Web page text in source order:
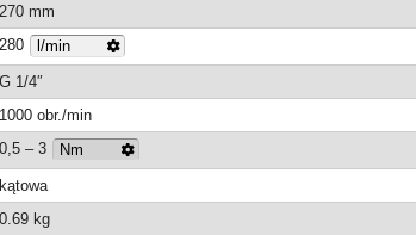
270 mm
280
G 1/4″
1000 obr./min
0,5 – 3
kątowa
0.69 kg